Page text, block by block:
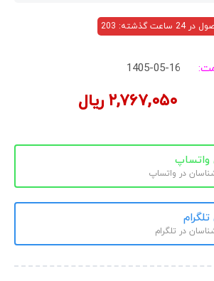
گذشته: 203
1405-05-16
۲,۷۶۷,۰۵۰ ریال
واتساپ
در واتساپ
در تلگرام